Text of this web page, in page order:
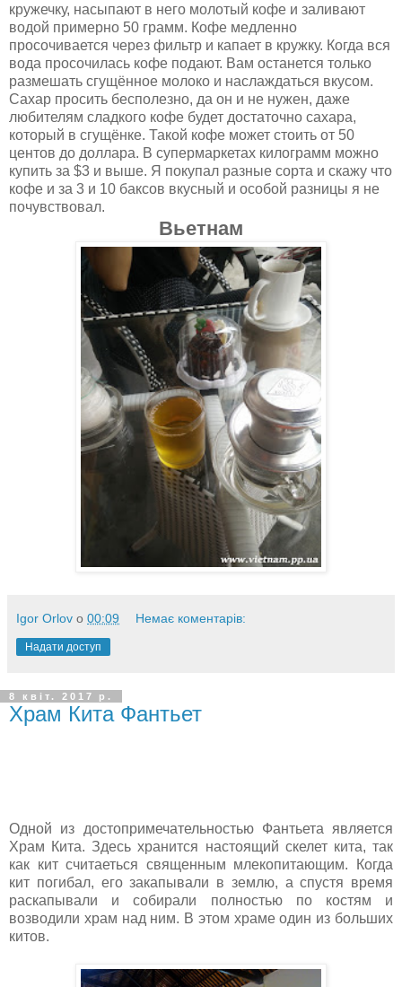
кружечку, насыпают в него молотый кофе и заливают
водой примерно 50 грамм. Кофе медленно
просочивается через фильтр и капает в кружку. Когда вся
вода просочилась кофе подают. Вам останется только
размешать сгущённое молоко и наслаждаться вкусом.
Сахар просить бесполезно, да он и не нужен, даже
любителям сладкого кофе будет достаточно сахара,
который в сгущёнке. Такой кофе может стоить от 50
центов до доллара. В супермаркетах килограмм можно
купить за $3 и выше. Я покупал разные сорта и скажу что
кофе и за 3 и 10 баксов вкусный и особой разницы я не
почувствовал.
Вьетнам
Igor Orlov о 00:09 Немає коментарів:
Надати доступ
8 квіт. 2017 р.
Храм Кита Фантьет
Одной из достопримечательностью Фантьета является
Храм Кита. Здесь хранится настоящий скелет кита, так
как кит считаеться священным млекопитающим. Когда
кит погибал, его закапывали в землю, а спустя время
раскапывали и собирали полностью по костям и
возводили храм над ним. В этом храме один из больших
китов.